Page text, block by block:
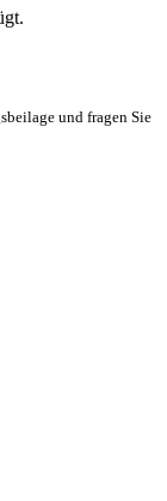
und fragen Sie